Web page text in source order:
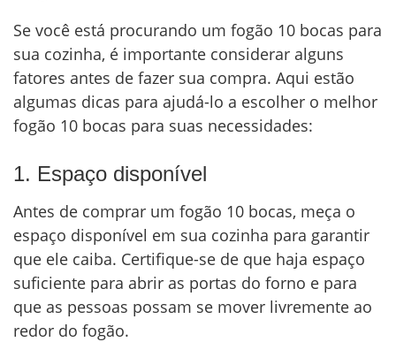
Se você está procurando um fogão 10 bocas para
sua cozinha, é importante considerar alguns
fatores antes de fazer sua compra. Aqui estão
algumas dicas para ajudá-lo a escolher o melhor
fogão 10 bocas para suas necessidades:
1. Espaço disponível
Antes de comprar um fogão 10 bocas, meça o
espaço disponível em sua cozinha para garantir
que ele caiba. Certifique-se de que haja espaço
suficiente para abrir as portas do forno e para
que as pessoas possam se mover livremente ao
redor do fogão.